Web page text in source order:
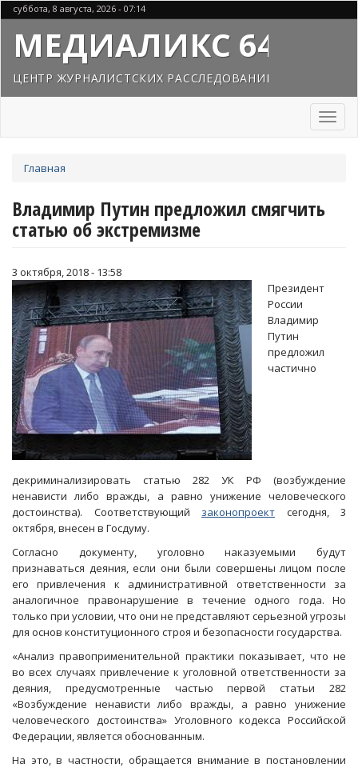
Перейти
к
основному
содержанию
суббота, 8 августа, 2026 - 07:14
МЕДИАЛИКС 64
ЦЕНТР ЖУРНАЛИСТСКИХ РАССЛЕДОВАНИЙ
Toggle
здесь
Главная
Владимир Путин предложил смягчить
статью об экстремизме
3 октября, 2018 - 13:58
Президент
России
Владимир
Путин
предложил
частично
декриминализировать статью 282 УК РФ (возбуждение
ненависти либо вражды, а равно унижение человеческого
достоинства). Соответствующий законопроект сегодня, 3
октября, внесен в Госдуму.
Согласно документу, уголовно наказуемыми будут
признаваться деяния, если они были совершены лицом после
его привлечения к административной ответственности за
аналогичное правонарушение в течение одного года. Но
только при условии, что они не представляют серьезной угрозы
для основ конституционного строя и безопасности государства.
«Анализ правоприменительной практики показывает, что не
во всех случаях привлечение к уголовной ответственности за
деяния, предусмотренные частью первой статьи 282
«Возбуждение ненависти либо вражды, а равно унижение
человеческого достоинства» Уголовного кодекса Российской
Федерации, является обоснованным.
На это, в частности, обращается внимание в постановлении